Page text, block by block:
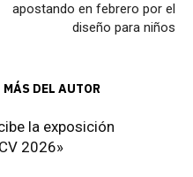
apostando en febrero por el
diseño para niños
MÁS DEL AUTOR
la exposición
2026»